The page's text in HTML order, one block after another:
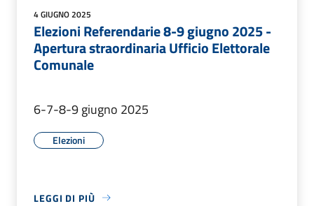
4 GIUGNO 2025
Elezioni Referendarie 8-9 giugno 2025 -
Apertura straordinaria Ufficio Elettorale
Comunale
6-7-8-9 giugno 2025
Elezioni
LEGGI DI PIÙ